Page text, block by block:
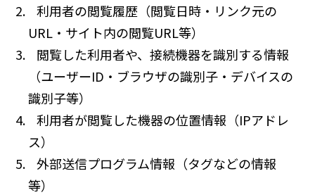
利用者の閲覧履歴（閲覧日時・リンク元の
URL・サイト内の閲覧URL等）
閲覧した利用者や、接続機器を識別する情報
（ユーザーID・ブラウザの識別子・デバイスの
識別子等）
利用者が閲覧した機器の位置情報（IPアドレ
ス）
外部送信プログラム情報（タグなどの情報
等）